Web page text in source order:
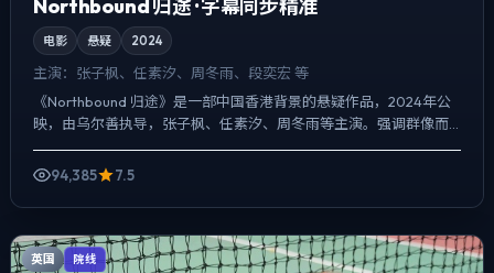
Northbound 归途 · 字幕同步精准
电影 悬疑 2024
主演： 张子枫、任素汐、周冬雨、段奕宏 等
《Northbound 归途》是一部中国香港背景的悬疑作品，2024年公
映，由乌尔善执导，张子枫、任素汐、周冬雨等主演。强调群像而
94,385
7.5
英国 院线